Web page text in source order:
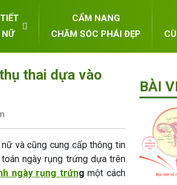
NỮ
CẨM NANG
CHĂM SÓC PHÁI ĐẸP
thai dựa vào
và cũng cung cấp thông tin
ngày rụng trứng dựa trên
ngày rụng trứng một cách
BÀI